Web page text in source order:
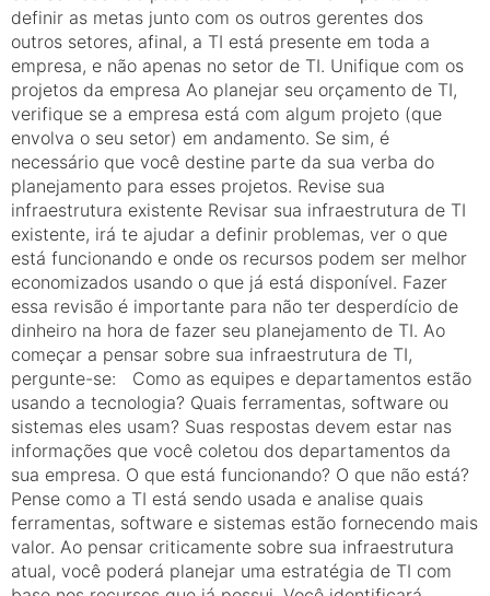
definir as metas junto com os outros gerentes dos
outros setores, afinal, a TI está presente em toda a
empresa, e não apenas no setor de TI. Unifique com os
projetos da empresa Ao planejar seu orçamento de TI,
verifique se a empresa está com algum projeto (que
envolva o seu setor) em andamento. Se sim, é
necessário que você destine parte da sua verba do
planejamento para esses projetos. Revise sua
infraestrutura existente Revisar sua infraestrutura de TI
existente, irá te ajudar a definir problemas, ver o que
está funcionando e onde os recursos podem ser melhor
economizados usando o que já está disponível. Fazer
essa revisão é importante para não ter desperdício de
dinheiro na hora de fazer seu planejamento de TI. Ao
começar a pensar sobre sua infraestrutura de TI,
pergunte-se: Como as equipes e departamentos estão
usando a tecnologia? Quais ferramentas, software ou
sistemas eles usam? Suas respostas devem estar nas
informações que você coletou dos departamentos da
sua empresa. O que está funcionando? O que não está?
Pense como a TI está sendo usada e analise quais
ferramentas, software e sistemas estão fornecendo mais
valor. Ao pensar criticamente sobre sua infraestrutura
atual, você poderá planejar uma estratégia de TI com